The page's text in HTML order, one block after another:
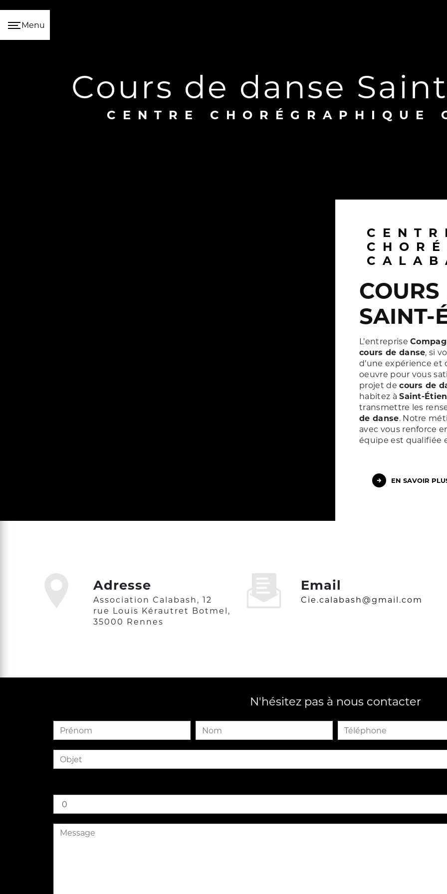
Menu
cours de danse
CENTRE CHORÉGRAPHIQUE
CENTRE
COURS DE DANSE À
SAINT-
L’entreprise
cours de danse, si
d’une expérience et
oeuvre pour vous
projet decours de
habitez àSaint-
transmettre les
de danse. Notre
avec vous renforce
équipe est qualifiée
EN SAVOIR
Adresse
Association Calabash, 12
rue Louis Kérautret Botmel,
35000 Rennes
Email
cie.calabash@gmail.com
N'hésitez pas à nous contacter